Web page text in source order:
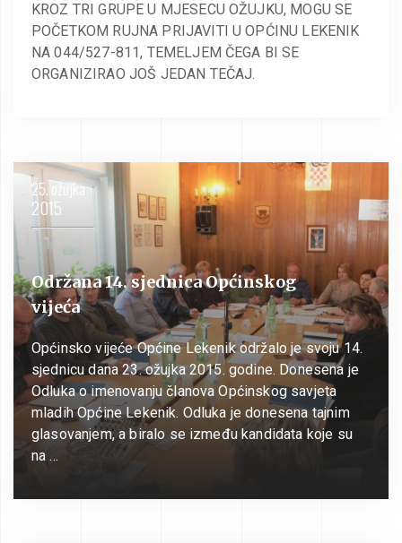
KROZ TRI GRUPE U MJESECU OŽUJKU, MOGU SE
POČETKOM RUJNA PRIJAVITI U OPĆINU LEKENIK
NA 044/527-811, TEMELJEM ČEGA BI SE
ORGANIZIRAO JOŠ JEDAN TEČAJ.
25. ožujka
2015
Održana 14. sjednica Općinskog
vijeća
Općinsko vijeće Općine Lekenik održalo je svoju 14.
sjednicu dana 23. ožujka 2015. godine. Donesena je
Odluka o imenovanju članova Općinskog savjeta
mladih Općine Lekenik. Odluka je donesena tajnim
glasovanjem, a biralo se između kandidata koje su
na …